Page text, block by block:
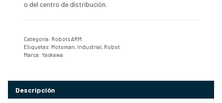
o del centro de distribución.
Categoría: Robots ARM
Etiquetas: Motoman, Industrial, Robot
Marca: Yaskawa
Descripción